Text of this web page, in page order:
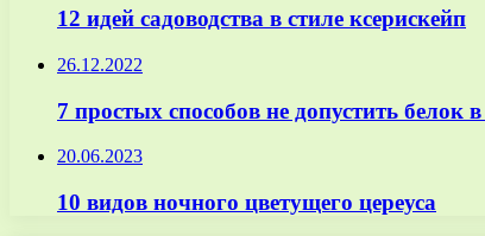
12 идей садоводства в стиле ксерискейп
26.12.2022
7 простых способов не допустить белок
20.06.2023
10 видов ночного цветущего цереуса